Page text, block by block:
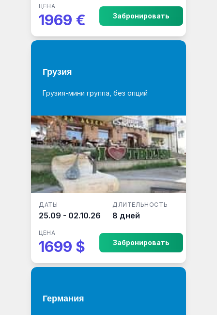
ЦЕНА
1969 € Забронировать
Грузия
Грузия-мини группа, без опций
ДАТЫ
25.09 - 02.10.26
ДЛИТЕЛЬНОСТЬ
8 дней
ЦЕНА
1699 $ Забронировать
Германия